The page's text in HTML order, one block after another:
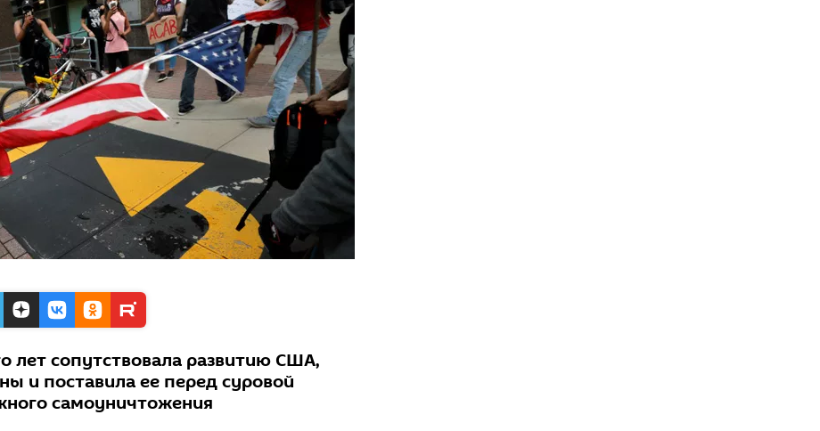
лет сопутствовала развитию США,
и поставила ее перед суровой
самоуничтожения